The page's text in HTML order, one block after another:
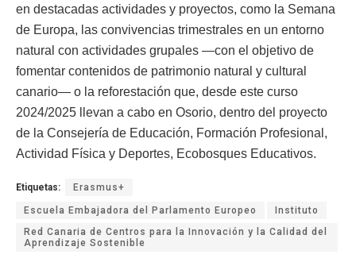
en destacadas actividades y proyectos, como la Semana
de Europa, las convivencias trimestrales en un entorno
natural con actividades grupales —con el objetivo de
fomentar contenidos de patrimonio natural y cultural
canario— o la reforestación que, desde este curso
2024/2025 llevan a cabo en Osorio, dentro del proyecto
de la Consejería de Educación, Formación Profesional,
Actividad Física y Deportes, Ecobosques Educativos.
Etiquetas: Erasmus+
Escuela Embajadora del Parlamento Europeo
Instituto
Red Canaria de Centros para la Innovación y la Calidad del
Aprendizaje Sostenible